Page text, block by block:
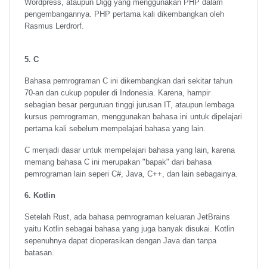
Wordpress, ataupun Digg yang menggunakan PHP dalam
pengembangannya. PHP pertama kali dikembangkan oleh
Rasmus Lerdrorf.
5. C
Bahasa pemrograman C ini dikembangkan dari sekitar tahun
70-an dan cukup populer di Indonesia. Karena, hampir
sebagian besar perguruan tinggi jurusan IT, ataupun lembaga
kursus pemrograman, menggunakan bahasa ini untuk dipelajari
pertama kali sebelum mempelajari bahasa yang lain.
C menjadi dasar untuk mempelajari bahasa yang lain, karena
memang bahasa C ini merupakan "bapak" dari bahasa
pemrograman lain seperi C#, Java, C++, dan lain sebagainya.
6. Kotlin
Setelah Rust, ada bahasa pemrograman keluaran JetBrains
yaitu Kotlin sebagai bahasa yang juga banyak disukai. Kotlin
sepenuhnya dapat dioperasikan dengan Java dan tanpa
batasan.